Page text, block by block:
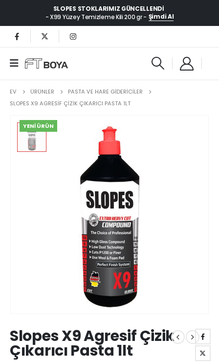
SLOPES STOKLARIMIZ GÜNCELLENDI
- X99 Yüzey Temizleme Kili 200 gr - Şimdi Al
EV ÜRÜNLER
PASTA VE HARE GİDERİCİLER
SLOPES X9 AGRESIF ÇIZIK ÇIKARICI PASTA 1LT
YENI ÜRÜN
Slopes X9 Agresif Çizik
Çıkarıcı Pasta 1lt